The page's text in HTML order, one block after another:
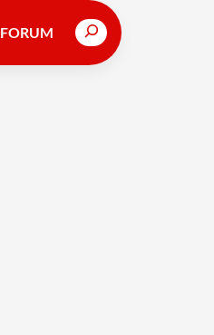
FORUM Search